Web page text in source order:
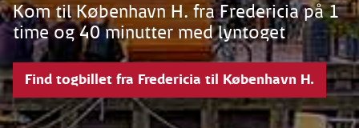
Kom til København H. fra Fredericia på 1
time og 40 minutter med lyntoget
Find togbillet fra Fredericia til København H.